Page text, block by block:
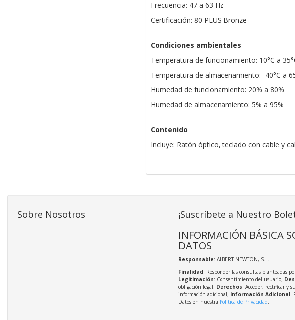
Frecuencia: 47 a 63 Hz
Certificación: 80 PLUS Bronze
Condiciones ambientales
Temperatura de funcionamiento: 10°C a
Temperatura de almacenamiento: -40°C a
Humedad de funcionamiento: 20% a 80%
Humedad de almacenamiento: 5% a 95%
Contenido
Incluye: Ratón óptico, teclado con cable y
Sobre Nosotros ¡Suscríbete a Nuestro
INFORMACIÓN BÁSICA
DATOS
Responsable: ALBERT NEWTON, S.L.
Finalidad: Responder las consultas planteadas
Legitimación: Consentimiento del usuario;
obligación legal; Derechos: Acceder, rectificar y
información adicional; Información Adicional:
Datos en nuestra Política de Privacidad.